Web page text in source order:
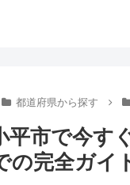
都道府県から探す
平市で今す
の完全ガイ